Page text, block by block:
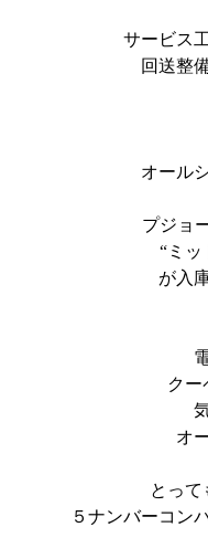
サービス
回送整
オール
プジョ
“ミッ
が入
クー
オ
とって
５ナンバーコン